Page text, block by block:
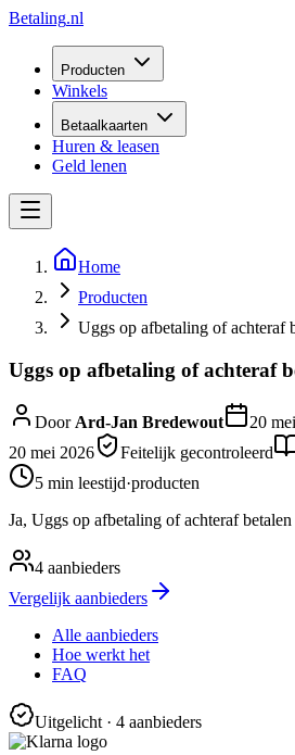
Betaling.nl
Producten
Winkels
Betaalkaarten
Huren & leasen
Geld lenen
Home
Producten
Uggs op afbetaling of achteraf
Uggs op afbetaling of achteraf
DoorArd-Jan Bredewout 20
20 mei 2026
Feitelijk gecontroleerd
5 min leestijd·producten
Ja, Uggs op afbetaling of achteraf betalen
4 aanbieders
Vergelijk aanbieders
Alle aanbieders
Hoe werkt het
FAQ
Uitgelicht· 4 aanbieders